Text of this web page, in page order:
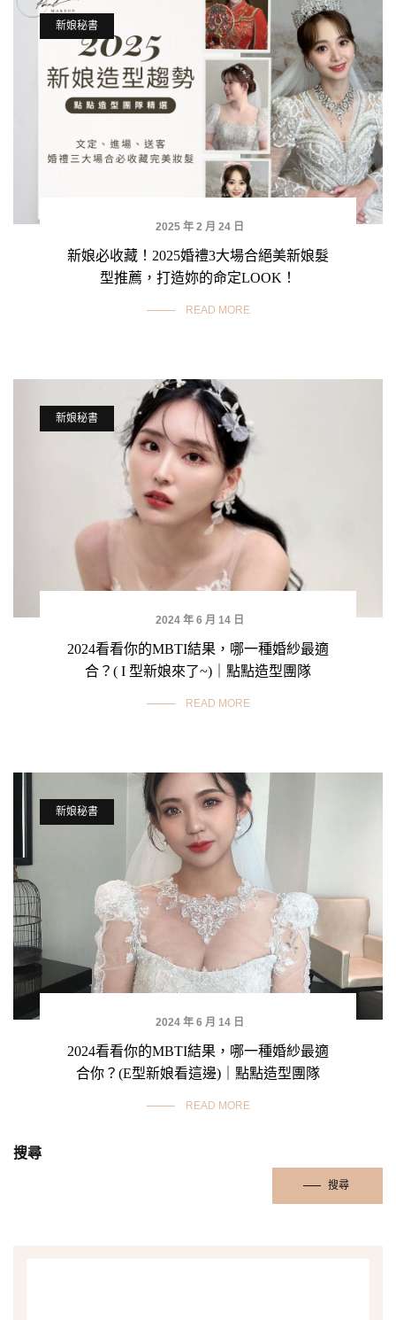
新娘秘書
2025 年 2 月 24 日
新娘必收藏！2025婚禮3大場合絕美新娘髮
型推薦，打造妳的命定LOOK！
READ MORE
新娘秘書
2024 年 6 月 14 日
2024看看你的MBTI結果，哪一種婚紗最適
合？( I 型新娘來了~)｜點點造型團隊
READ MORE
新娘秘書
2024 年 6 月 14 日
2024看看你的MBTI結果，哪一種婚紗最適
合你？(E型新娘看這邊)｜點點造型團隊
READ MORE
搜尋
搜尋